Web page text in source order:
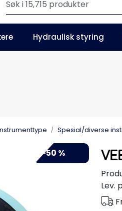
Outlet
katalogerHydraulisk styring
Spesial/diverse
-50 %
Lev.